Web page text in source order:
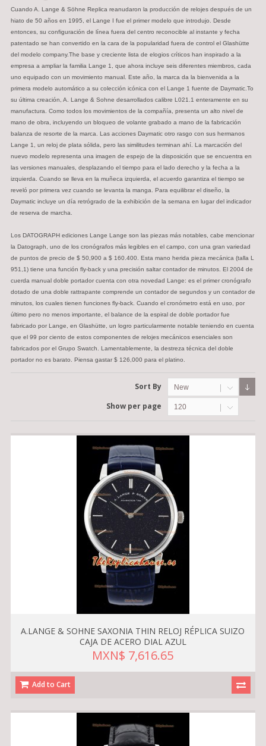
Cuando A. Lange & Söhne Replica reanudaron la producción de relojes después de un
hiato de 50 años en 1995, el Lange I fue el primer modelo que introdujo. Desde
entonces, su configuración de línea fuera del centro reconocible al instante y fecha
patentado se han convertido en la cara de la popularidad fuera de control el Glashütte
del modelo company.The base y creciente lista de elogios críticos han inspirado a la
empresa a ampliar la familia Lange 1, que ahora incluye seis diferentes miembros, cada
uno equipado con un movimiento manual. Este año, la marca da la bienvenida a la
primera modelo automático a su colección icónica con el Lange 1 fuente de Daymatic.To
su última creación, A. Lange & Sohne desarrollados calibre L021.1 enteramente en su
manufactura. Como todos los movimientos de la compañía, presenta un alto nivel de
mano de obra, incluyendo un bloqueo de volante grabado a mano de la fabricación
balanza de resorte de la marca. Las acciones Daymatic otro rasgo con sus hermanos
Lange 1, un reloj de plata sólida, pero las similitudes terminan ahí. La marcación del
nuevo modelo representa una imagen de espejo de la disposición que se encuentra en
las versiones manuales, desplazando el tiempo para el lado derecho y la fecha a la
izquierda. Cuando se lleva en la muñeca izquierda, el acuerdo garantiza el tiempo se
reveló por primera vez cuando se levanta la manga. Para equilibrar el diseño, la
Daymatic incluye un día retrógrado de la exhibición de la semana en lugar del indicador
de reserva de marcha.
Los DATOGRAPH ediciones Lange Lange son las piezas más notables, cabe mencionar
la Datograph, uno de los cronógrafos más legibles en el campo, con una gran variedad
de puntos de precio de $ 50,900 a $ 160.400. Esta mano herida pieza mecánica (talla L
951,1) tiene una función fly-back y una precisión saltar contador de minutos. El 2004 de
cuerda manual doble portador cuenta con otra novedad Lange: es el primer cronógrafo
dotado de una doble rattrapante comprende un contador de segundos y un contador de
minutos, los cuales tienen funciones fly-back. Cuando el cronómetro está en uso, por
último pero no menos importante, el balance de la espiral de doble portador fue
fabricado por Lange, en Glashütte, un logro particularmente notable teniendo en cuenta
que el 99 por ciento de estos componentes de relojes mecánicos esenciales son
fabricados por el Grupo Swatch. Lamentablemente, la destreza técnica del doble
portador no es barato. Piensa gastar $ 126,000 para el platino.
Sort By New
Show per page 120
A.LANGE & SOHNE SAXONIA THIN RELOJ RÉPLICA SUIZO
CAJA DE ACERO DIAL AZUL
MXN$ 7,616.65
Add to Cart